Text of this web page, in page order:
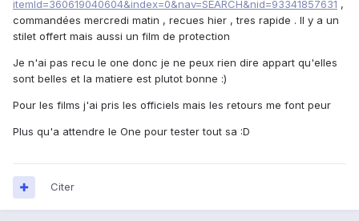
itemId=360619040604&index=0&nav=SEARCH&nid=93341857631 ,
commandées mercredi matin , recues hier , tres rapide . Il y a un
stilet offert mais aussi un film de protection
Je n'ai pas recu le one donc je ne peux rien dire appart qu'elles
sont belles et la matiere est plutot bonne :)
Pour les films j'ai pris les officiels mais les retours me font peur
Plus qu'a attendre le One pour tester tout sa :D
Citer